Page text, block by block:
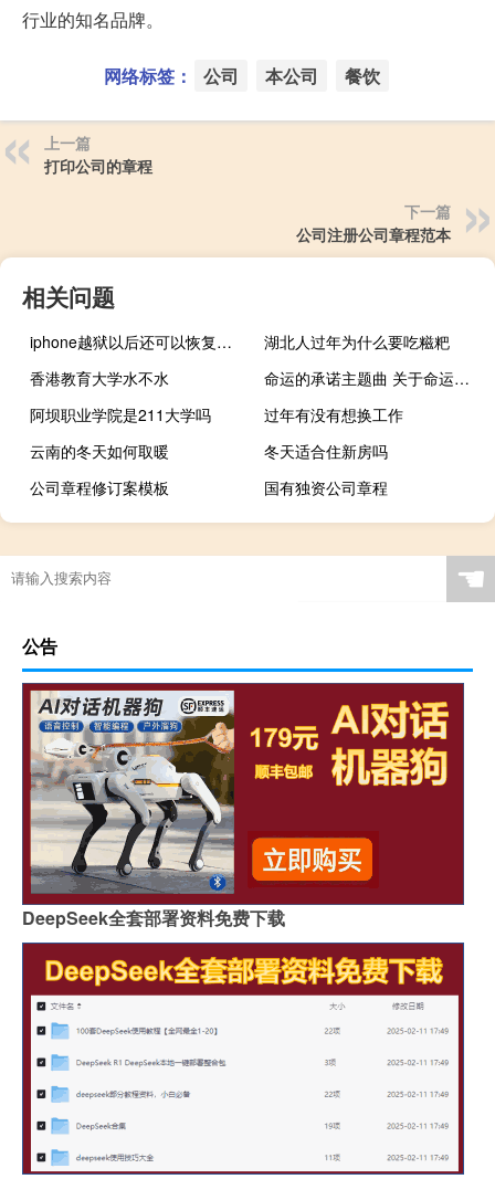
行业的知名品牌。
网络标签： 公司 本公司 餐饮
上一篇
打印公司的章程
下一篇
公司注册公司章程范本
相关问题
iphone越狱以后还可以恢复回去吗（苹果越狱）
湖北人过年为什么要吃糍粑
香港教育大学水不水
命运的承诺主题曲 关于命运的承诺主题曲的介绍
阿坝职业学院是211大学吗
过年有没有想换工作
云南的冬天如何取暖
冬天适合住新房吗
公司章程修订案模板
国有独资公司章程
☚
公告
DeepSeek全套部署资料免费下载